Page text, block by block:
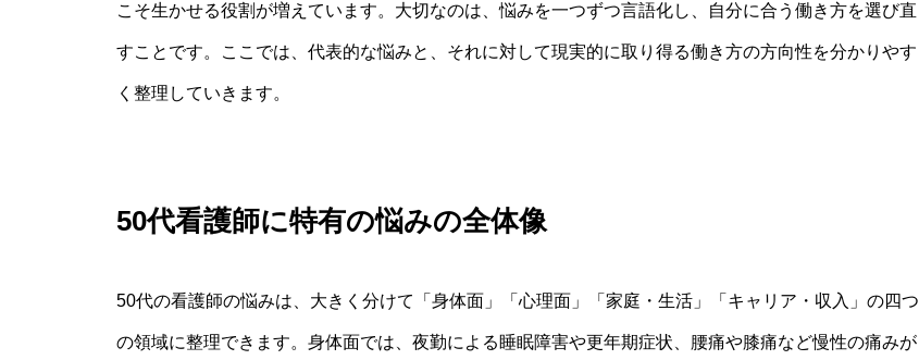
こそ生かせる役割が増えています。大切なのは、悩みを一つずつ言語化し、自分に合う働き方を選び直
すことです。ここでは、代表的な悩みと、それに対して現実的に取り得る働き方の方向性を分かりやす
く整理していきます。
50代看護師に特有の悩みの全体像
50代の看護師の悩みは、大きく分けて「身体面」「心理面」「家庭・生活」「キャリア・収入」の四つ
の領域に整理できます。身体面では、夜勤による睡眠障害や更年期症状、腰痛や膝痛など慢性の痛みが